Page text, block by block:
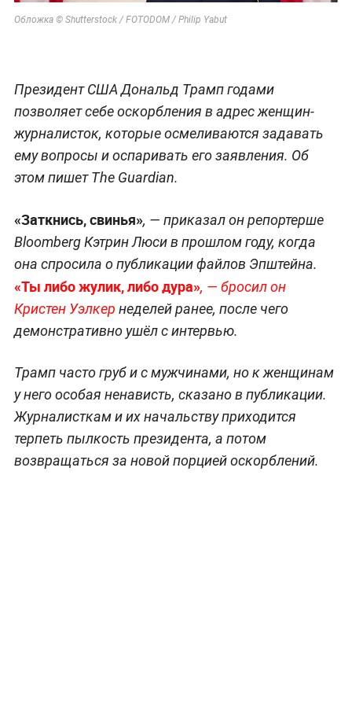
Обложка © Shutterstock / FOTODOM / Philip Yabut
Президент США Дональд Трамп годами
позволяет себе оскорбления в адрес женщин-
журналисток, которые осмеливаются задавать
ему вопросы и оспаривать его заявления. Об
этом пишет The Guardian.
«Заткнись, свинья», — приказал он репортерше
Bloomberg Кэтрин Люси в прошлом году, когда
она спросила о публикации файлов Эпштейна.
«Ты либо жулик, либо дура», — бросил он
Кристен Уэлкер неделей ранее, после чего
демонстративно ушёл с интервью.
Трамп часто груб и с мужчинами, но к женщинам
у него особая ненависть, сказано в публикации.
Журналисткам и их начальству приходится
терпеть пылкость президента, а потом
возвращаться за новой порцией оскорблений.